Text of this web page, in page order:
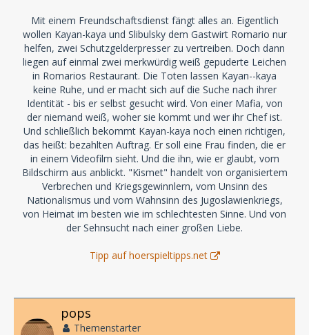
Mit einem Freundschaftsdienst fängt alles an. Eigentlich
wollen Kayan-kaya und Slibulsky dem Gastwirt Romario nur
helfen, zwei Schutzgelderpresser zu vertreiben. Doch dann
liegen auf einmal zwei merkwürdig weiß gepuderte Leichen
in Romarios Restaurant. Die Toten lassen Kayan--kaya
keine Ruhe, und er macht sich auf die Suche nach ihrer
Identität - bis er selbst gesucht wird. Von einer Mafia, von
der niemand weiß, woher sie kommt und wer ihr Chef ist.
Und schließlich bekommt Kayan-kaya noch einen richtigen,
das heißt: bezahlten Auftrag. Er soll eine Frau finden, die er
in einem Videofilm sieht. Und die ihn, wie er glaubt, vom
Bildschirm aus anblickt. "Kismet" handelt von organisiertem
Verbrechen und Kriegsgewinnlern, vom Unsinn des
Nationalismus und vom Wahnsinn des Jugoslawienkriegs,
von Heimat im besten wie im schlechtesten Sinne. Und von
der Sehnsucht nach einer großen Liebe.
Tipp auf hoerspieltipps.net
pops
Themenstarter